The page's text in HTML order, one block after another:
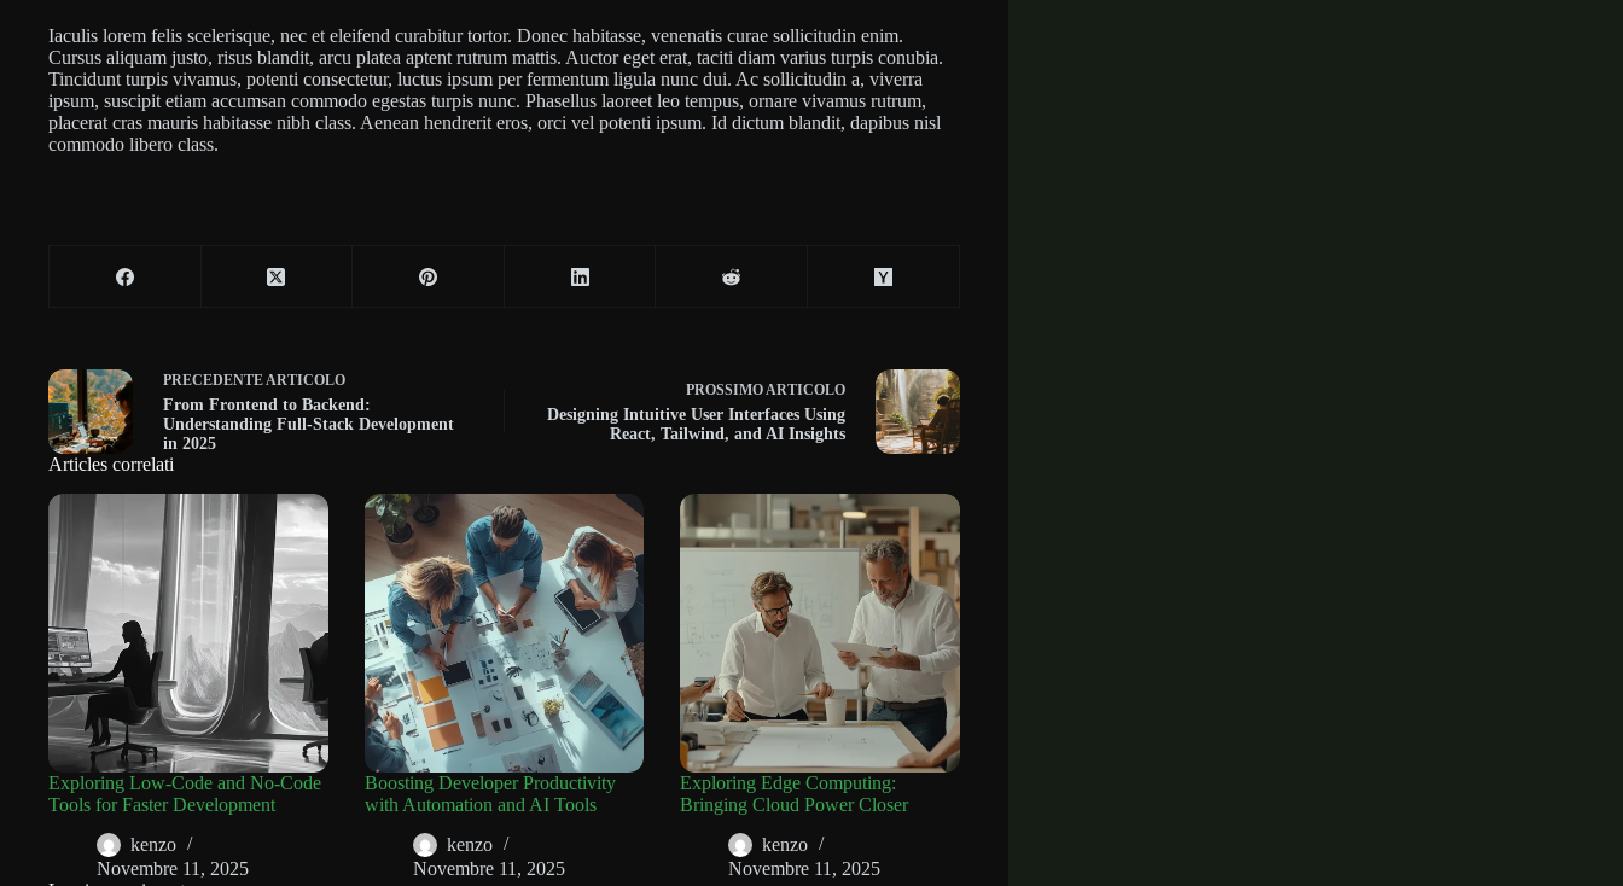
Iaculis lorem felis scelerisque, nec et eleifend curabitur tortor. Donec habitasse, venenatis curae sollicitudin enim.
Cursus aliquam justo, risus blandit, arcu platea aptent rutrum mattis. Auctor eget erat, taciti diam varius turpis conubia.
Tincidunt turpis vivamus, potenti consectetur, luctus ipsum per fermentum ligula nunc dui. Ac sollicitudin a, viverra
ipsum, suscipit etiam accumsan commodo egestas turpis nunc. Phasellus laoreet leo tempus, ornare vivamus rutrum,
placerat cras mauris habitasse nibh class. Aenean hendrerit eros, orci vel potenti ipsum. Id dictum blandit, dapibus nisl
commodo libero class.
PRECEDENTEARTICOLO
From Frontend to Backend:
Understanding Full-Stack Development
in 2025
PROSSIMOARTICOLO
Designing Intuitive User Interfaces Using
React, Tailwind, and AI Insights
Articles correlati
Exploring Low-Code and No-Code
Tools for Faster Development
kenzo
Novembre 11, 2025
Boosting Developer Productivity
with Automation and AI Tools
kenzo
Novembre 11, 2025
Exploring Edge Computing:
Bringing Cloud Power Closer
kenzo
Novembre 11, 2025